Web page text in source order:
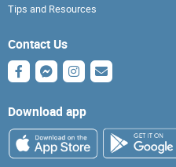
Tips and Resources
Contact Us
Download app